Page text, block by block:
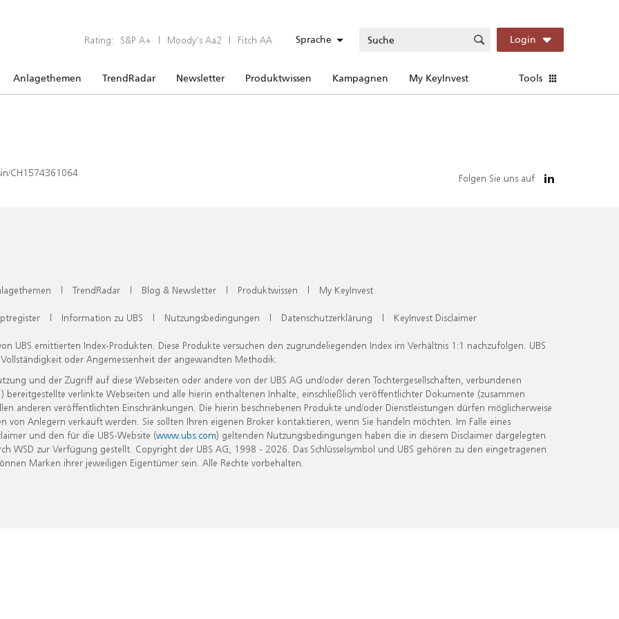
Rating: S&P A+ | Moody’s Aa2 | Fitch AA Sprache Login
Anlagethemen TrendRadar Newsletter Produktwissen Kampagnen My KeyInvest Tools
CH1574361064 Folgen Sie uns auf
| TrendRadar | Blog & Newsletter | Produktwissen | My KeyInvest
| Information zu UBS | Nutzungsbedingungen | Datenschutzerklärung | KeyInvest Disclaimer
UBS emittierten Index-Produkten. Diese Produkte versuchen den zugrundeliegenden Index im Verhältnis 1:1 nachzufolgen. UBS
oder Angemessenheit der angewandten Methodik.
und der Zugriff auf diese Webseiten oder andere von der UBS AG und/oder deren Tochtergesellschaften, verbundenen
verlinkte Webseiten und alle hierin enthaltenen Inhalte, einschließlich veröffentlichter Dokumente (zusammen
anderen veröffentlichten Einschränkungen. Die hierin beschriebenen Produkte und/oder Dienstleistungen dürfen möglicherweise
Anlegern verkauft werden. Sie sollten Ihren eigenen Broker kontaktieren, wenn Sie handeln möchten. Im Falle eines
und den für die UBS-Website (www.ubs.com) geltenden Nutzungsbedingungen haben die in diesem Disclaimer dargelegten
zur Verfügung gestellt. Copyright der UBS AG, 1998 - 2026. Das Schlüsselsymbol und UBS gehören zu den eingetragenen
Marken ihrer jeweiligen Eigentümer sein. Alle Rechte vorbehalten.